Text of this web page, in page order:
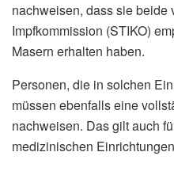
nachweisen, dass sie beide
Impfkommission (STIKO)
Masern erhalten haben.
Personen, die in solchen
müssen ebenfalls eine
nachweisen. Das gilt auch
medizinischen